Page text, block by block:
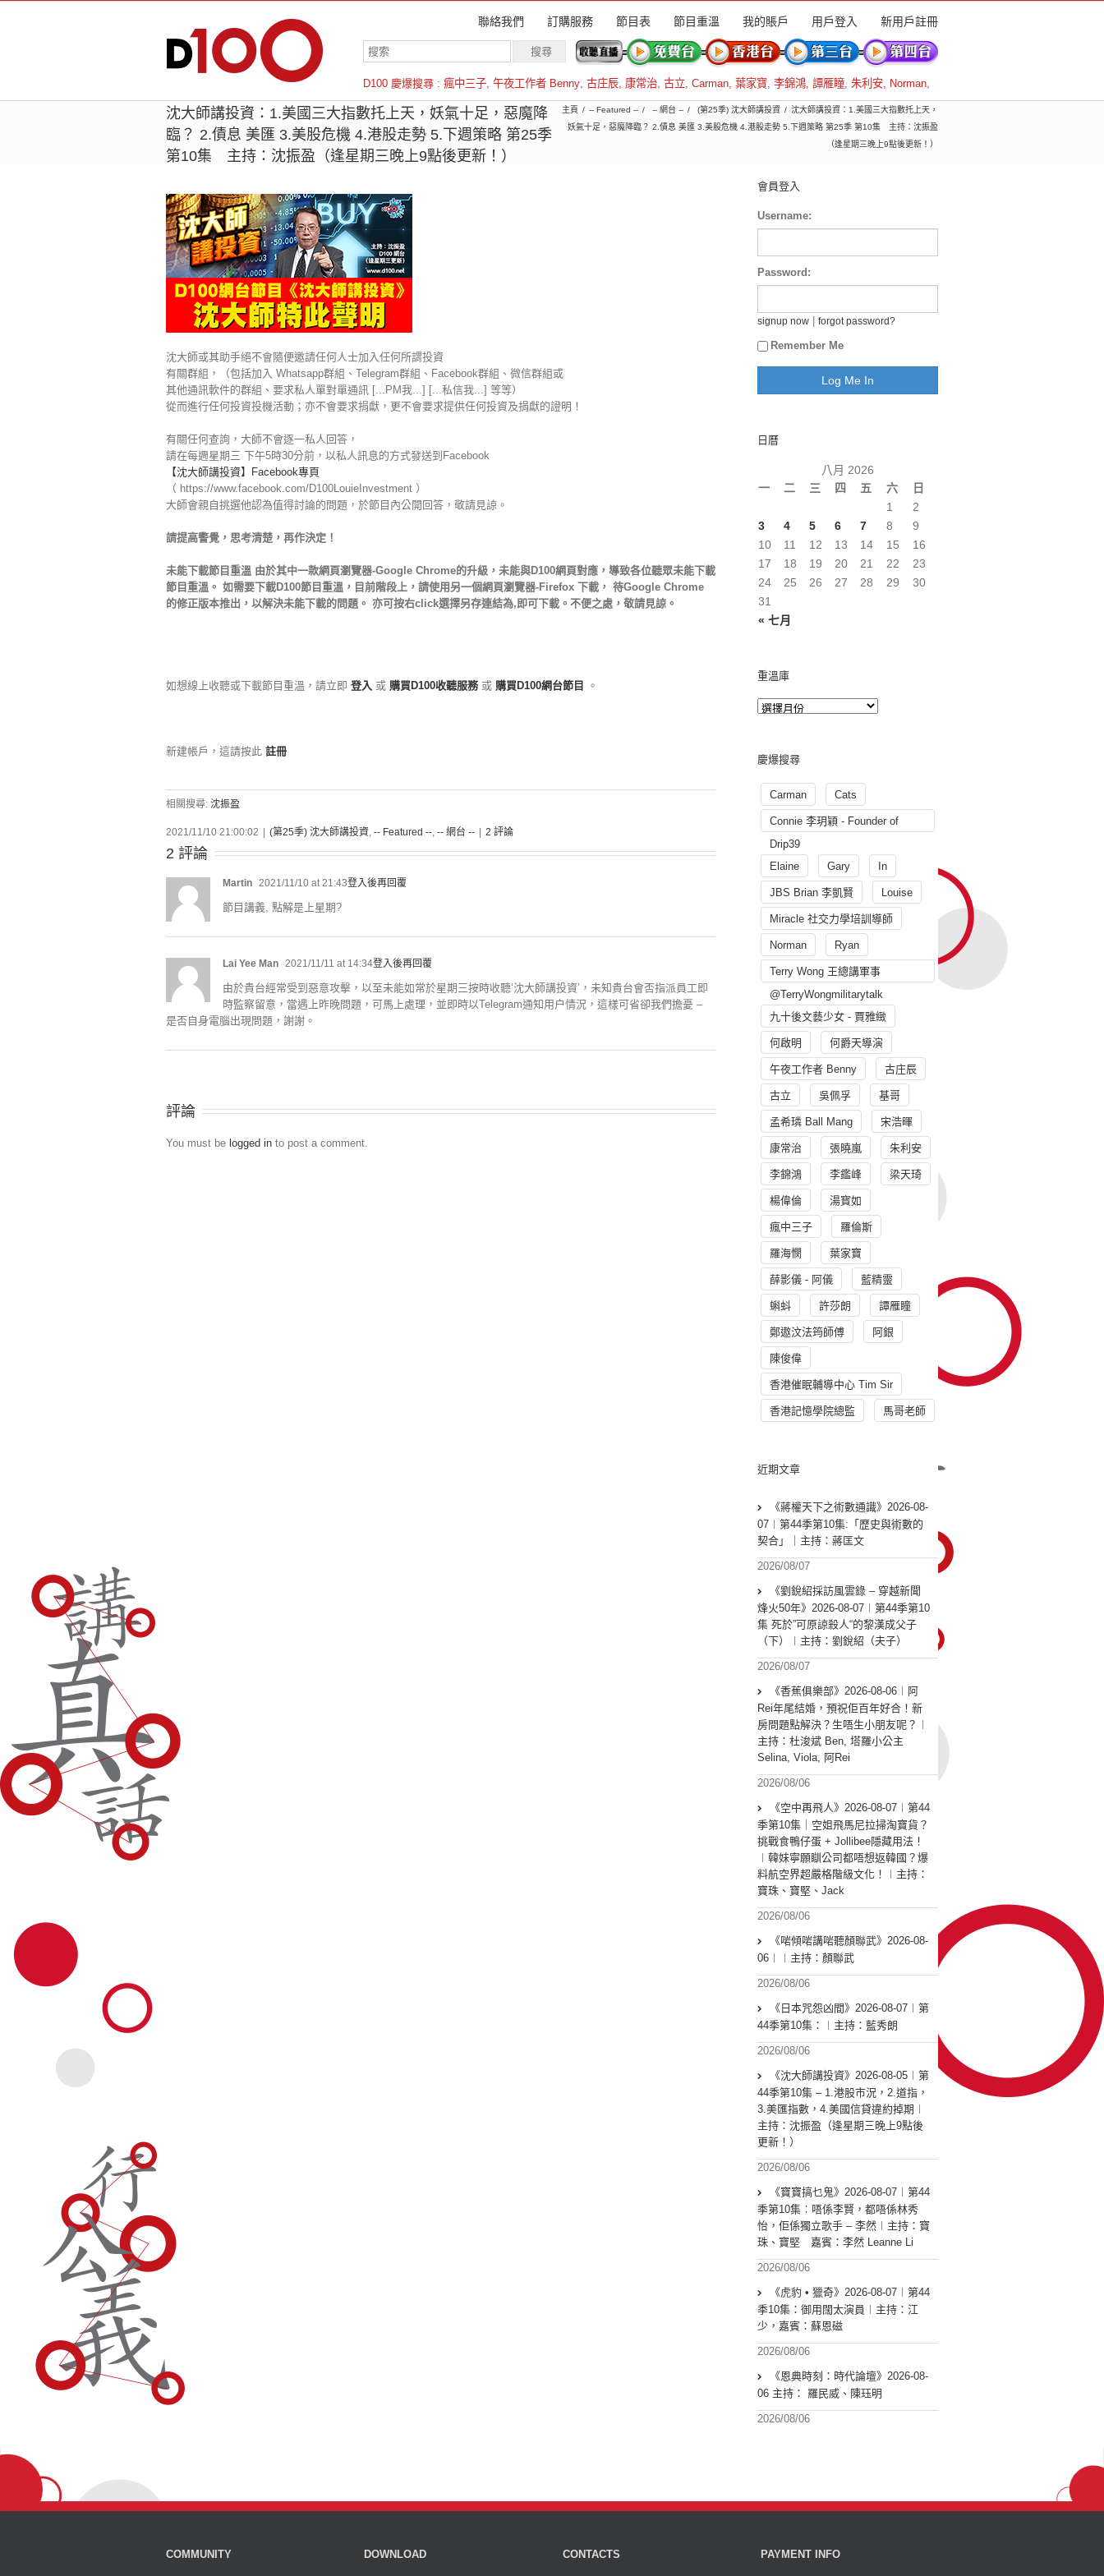
聯絡我們 訂購服務 節目表 節目重溫 我的賬戶 用戶登入 新用戶註冊
D100 慶爆搜尋 : 瘋中三子, 午夜工作者 Benny, 古庄辰, 康常治, 古立, Carman, 葉家寶, 李錦鴻, 譚雁瞳, 朱利安, Norman,
羅倫斯
沈大師講投資：1.美國三大指數托上天，妖氣十足，惡魔降
臨？ 2.債息 美匯 3.美股危機 4.港股走勢 5.下週策略 第25季
第10集 主持：沈振盈（逢星期三晚上9點後更新！）
主頁 -- Featured -- -- 網台 -- (第25季) 沈大師講投資
沈大師講投資：1.美國三大指數托上天，
妖氣十足，惡魔降臨？ 2.債息 美匯 3.美股危機 4.港股走勢 5.下週策略 第25季 第10集 主持：沈振盈
（逢星期三晚上9點後更新！）
沈大師或其助手絕不會隨便邀請任何人士加入任何所謂投資
有關群組，（包括加入 Whatsapp群組、Telegram群組、Facebook群組、微信群組或
其他通訊軟件的群組、要求私人單對單通訊 [...PM我...] [...私信我...] 等等）
從而進行任何投資投機活動；亦不會要求捐獻，更不會要求提供任何投資及捐獻的證明！
有關任何查詢，大師不會逐一私人回答，
請在每週星期三 下午5時30分前，以私人訊息的方式發送到Facebook
【沈大師講投資】Facebook專頁
（ https://www.facebook.com/D100LouieInvestment ）
大師會親自挑選他認為值得討論的問題，於節目內公開回答，敬請見諒。
請提高警覺，思考清楚，再作決定！
未能下載節目重溫 由於其中一款網頁瀏覽器-Google Chrome的升級，未能與D100網頁對應，導致各位聽眾未能下載
節目重溫。 如需要下載D100節目重溫，目前階段上，請使用另一個網頁瀏覽器-Firefox 下載， 待Google Chrome
的修正版本推出，以解決未能下載的問題。 亦可按右click選擇另存連結為,即可下載。不便之處，敬請見諒。
如想線上收聽或下載節目重溫，請立即 登入 或 購買D100收聽服務 或 購買D100網台節目 。
新建帳戶，這請按此 註冊
相關搜尋: 沈振盈
2021/11/10 21:00:02 (第25季) 沈大師講投資, -- Featured --, -- 網台 -- 2 評論
2 評論
Martin 2021/11/10 at 21:43登入後再回覆
節目講義, 點解是上星期?
Lai Yee Man 2021/11/11 at 14:34登入後再回覆
由於貴台經常受到惡意攻擊，以至未能如常於星期三按時收聽‘沈大師講投資’，未知貴台會否指派員工即
時監察留意，當遇上昨晚問題，可馬上處理，並即時以Telegram通知用户情況，這樣可省卻我們擔憂 –
是否自身電腦出現問題，謝謝。
評論
You must be logged in to post a comment.
會員登入
Username:
Password:
signup now forgot password?
Remember Me
日曆
八月 2026
一
二 三 四 五 六 日
« 七月
1
2
3
4 5 6 7 8
9
10
11 12 13 14 15
16
17
18 19 20 21 22
23
24
25 26 27 28 29
30
31
重溫庫
慶爆搜尋
Carman Cats
Connie 李玥穎 - Founder of
Drip39
Elaine
Gary In
JBS Brian 李凱賢 Louise
Miracle 社交力學培訓導師
Norman Ryan
Terry Wong 王總講軍事
@TerryWongmilitarytalk
九十後文藝少女 - 賈雅緻
何啟明 何爵天導演
午夜工作者 Benny 古庄辰
古立 吳佩孚 基哥
孟希璘 Ball Mang 宋浩暉
康常治 張曉嵐 朱利安
李錦鴻 李鑑峰 梁天琦
楊偉倫 湯寳如
瘋中三子 羅倫斯
羅海憫 葉家寶
薛影儀 - 阿儀 藍精靈
蝌蚪 許莎朗 譚雁瞳
鄭遨汶法筠師傅 阿銀
陳俊偉
香港催眠輔導中心 Tim Sir
香港記憶學院總監 馬哥老師
近期文章
《蔣權天下之術數通識》2026-08-
07︱第44季第10集:「歴史與術數的
契合」｜主持：蔣匡文
2026/08/07
《劉銳紹採訪風雲錄 – 穿越新聞
烽火50年》2026-08-07︱第44季第10
集 死於”可原諒殺人“的黎漢成父子
（下）︱主持：劉銳紹（夫子）
2026/08/07
《香蕉俱樂部》2026-08-06︱阿
Rei年尾結婚，預祝佢百年好合！新
房問題點解決？生唔生小朋友呢？︱
主持：杜浚斌 Ben, 塔羅小公主
Selina, Viola, 阿Rei
2026/08/06
《空中再飛人》2026-08-07︱第44
季第10集｜空姐飛馬尼拉掃淘寶貨？
挑戰食鴨仔蛋 + Jollibee隱藏用法！
︱韓妹寧願瞓公司都唔想返韓國？爆
料航空界超嚴格階級文化！︱主持：
寶珠、寶堅、Jack
2026/08/06
《啱傾啱講啱聽顏聯武》2026-08-
06︱︱主持：顏聯武
2026/08/06
《日本咒怨凶間》2026-08-07︱第
44季第10集：︱主持：藍秀朗
2026/08/06
《沈大師講投資》2026-08-05︱第
44季第10集 – 1.港股市況，2.道指，
3.美匯指數，4.美國信貸違約掉期︱
主持：沈振盈（逢星期三晚上9點後
更新！）
2026/08/06
《寶寶搞乜鬼》2026-08-07︱第44
季第10集︰唔係李賢，都唔係林秀
怡，佢係獨立歌手 – 李然︱主持：寶
珠、寶堅 嘉賓：李然 Leanne Li
2026/08/06
《虎豹 • 獵奇》2026-08-07︱第44
季10集：御用闊太演員︱主持：江
少，嘉賓：蘇恩磁
2026/08/06
《恩典時刻：時代論壇》2026-08-
06 主持： 羅民威、陳珏明
2026/08/06
COMMUNITY DOWNLOAD CONTACTS PAYMENT INFO